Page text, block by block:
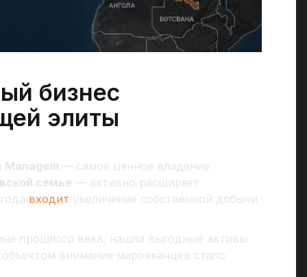
бизнес
элиты
Managem — самое ценное владение
семье — активно расширяет
входит увеличение собственной добычи
прошлого века, нашла выгодные активы
внимания марокканцев стало